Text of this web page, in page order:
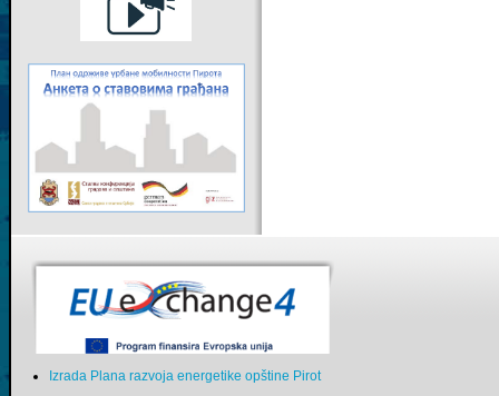
Izrada Plana razvoja energetike opštine Pirot